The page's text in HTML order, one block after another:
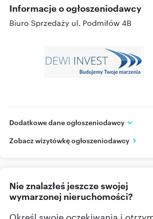
Informacje o ogłoszeniodawcy
Biuro Sprzedaży ul. Podmiłów 4B
Dodatkowe dane ogłoszeniodawcy
ul. Podmiłów 4B
+48 53
Zobacz wizytówkę ogłoszeniodawcy
Nie znalazłeś jeszcze swojej
wymarzonej nieruchomości?
Określ swoje oczekiwania i